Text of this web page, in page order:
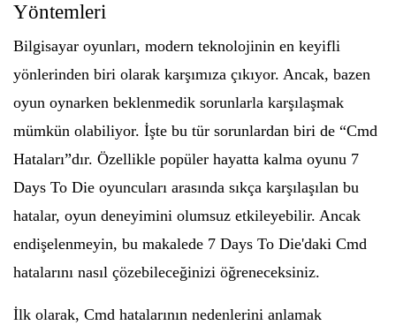
Yöntemleri
Bilgisayar oyunları, modern teknolojinin en keyifli
yönlerinden biri olarak karşımıza çıkıyor. Ancak, bazen
oyun oynarken beklenmedik sorunlarla karşılaşmak
mümkün olabiliyor. İşte bu tür sorunlardan biri de “Cmd
Hataları”dır. Özellikle popüler hayatta kalma oyunu 7
Days To Die oyuncuları arasında sıkça karşılaşılan bu
hatalar, oyun deneyimini olumsuz etkileyebilir. Ancak
endişelenmeyin, bu makalede 7 Days To Die'daki Cmd
hatalarını nasıl çözebileceğinizi öğreneceksiniz.
İlk olarak, Cmd hatalarının nedenlerini anlamak